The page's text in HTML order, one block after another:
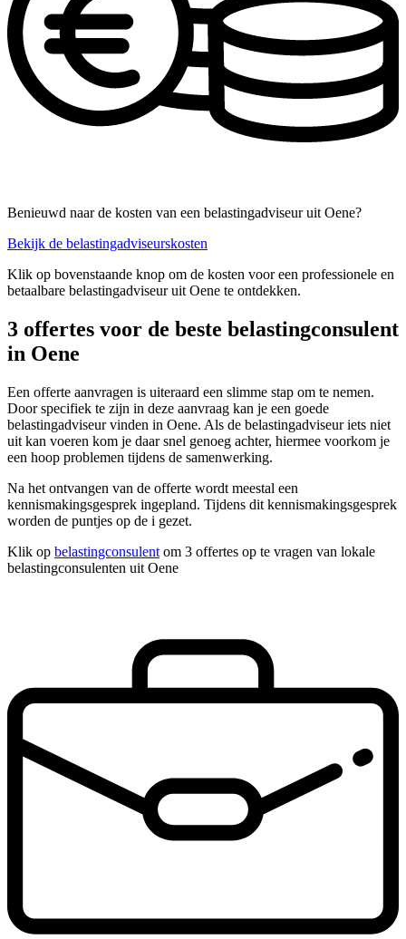
Benieuwd naar de kosten van een belastingadviseur uit Oene?
Bekijk de belastingadviseurskosten
Klik op bovenstaande knop om de kosten voor een professionele en
betaalbare belastingadviseur uit Oene te ontdekken.
3 offertes voor de beste belastingconsulent
in Oene
Een offerte aanvragen is uiteraard een slimme stap om te nemen.
Door specifiek te zijn in deze aanvraag kan je een goede
belastingadviseur vinden in Oene. Als de belastingadviseur iets niet
uit kan voeren kom je daar snel genoeg achter, hiermee voorkom je
een hoop problemen tijdens de samenwerking.
Na het ontvangen van de offerte wordt meestal een
kennismakingsgesprek ingepland. Tijdens dit kennismakingsgesprek
worden de puntjes op de i gezet.
Klik op belastingconsulent om 3 offertes op te vragen van lokale
belastingconsulenten uit Oene